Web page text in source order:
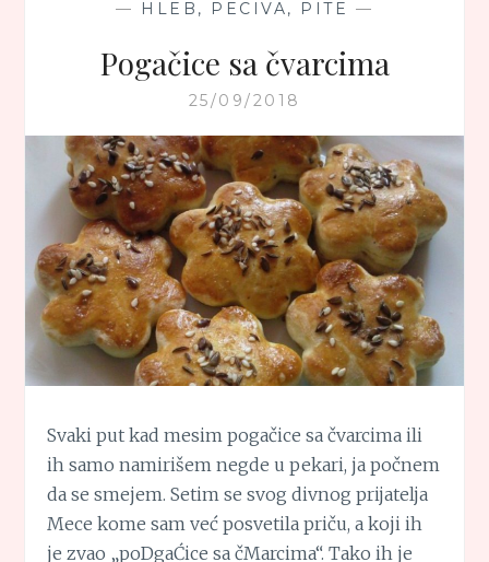
— HLEB, PECIVA, PITE —
Pogačice sa čvarcima
25/09/2018
Svaki put kad mesim pogačice sa čvarcima ili
ih samo namirišem negde u pekari, ja počnem
da se smejem. Setim se svog divnog prijatelja
Mece kome sam već posvetila priču, a koji ih
je zvao „poDgaĆice sa čMarcima“. Tako ih je